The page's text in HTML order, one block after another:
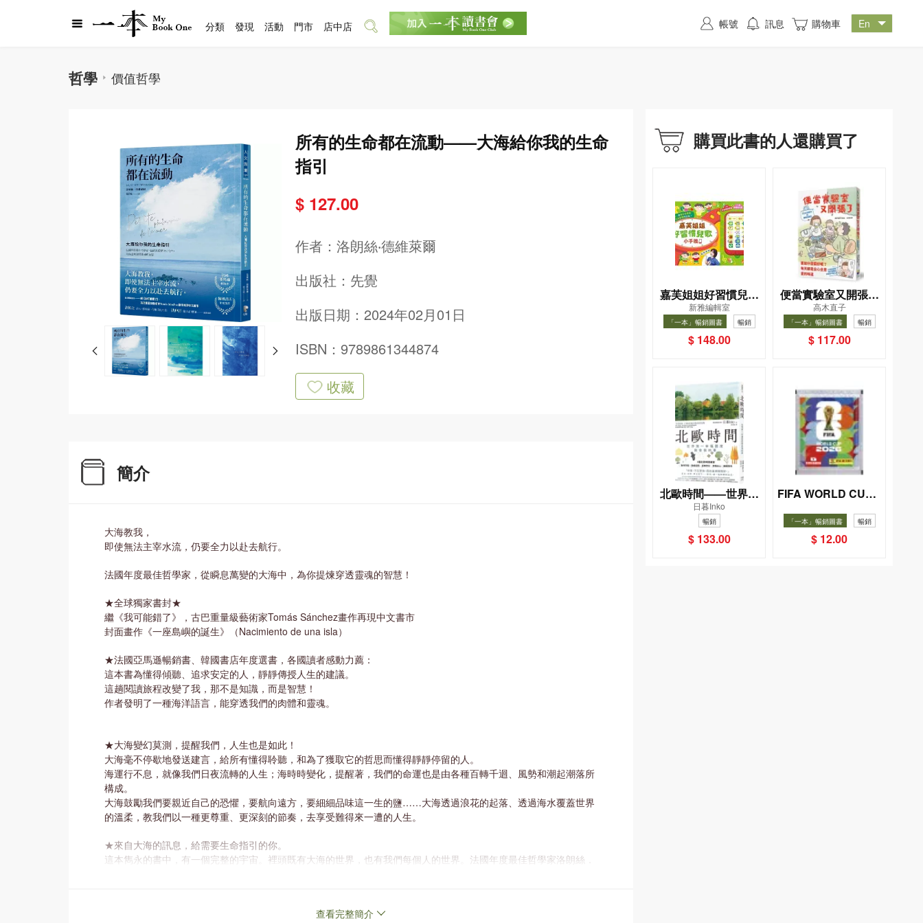
哲學 價值哲學
所有的生命都在流動——大海給你我的生命
指引
$ 127.00
作者： 洛朗絲‧德維萊爾
出版社： 先覺
出版日期：2024年02月01日
ISBN：9789861344874
收藏
簡介
大海教我，
即使無法主宰水流，仍要全力以赴去航行。
法國年度最佳哲學家，從瞬息萬變的大海中，為你提煉穿透靈魂的智慧！
★全球獨家書封★
繼《我可能錯了》，古巴重量級藝術家Tomás Sánchez畫作再現中文書市
封面畫作《一座島嶼的誕生》（Nacimiento de una isla）
★法國亞馬遜暢銷書、韓國書店年度選書，各國讀者感動力薦：
這本書為懂得傾聽、追求安定的人，靜靜傳授人生的建議。
這趟閱讀旅程改變了我，那不是知識，而是智慧！
作者發明了一種海洋語言，能穿透我們的肉體和靈魂。
★大海變幻莫測，提醒我們，人生也是如此！
大海毫不停歇地發送建言，給所有懂得聆聽，和為了獲取它的哲思而懂得靜靜停留的人。
海運行不息，就像我們日夜流轉的人生；海時時變化，提醒著，我們的命運也是由各種百轉千迴、風勢和潮起潮落所
構成。
大海鼓勵我們要親近自己的恐懼，要航向遠方，要細細品味這一生的鹽……大海透過浪花的起落、透過海水覆蓋世界
的溫柔，教我們以一種更尊重、更深刻的節奏，去享受難得來一遭的人生。
★來自大海的訊息，給需要生命指引的你。
這本雋永的書中，有一個完整的宇宙。裡頭既有大海的世界，也有我們每個人的世界。法國年度最佳哲學家洛朗絲．
查看完整簡介
購買此書的人還購買了
嘉芙姐姐好習慣兒歌
小手機
新雅編輯室
「一本」暢銷圖書 暢銷
$ 148.00
便當實驗室又開張了
——日日和特別日的
菜單挑戰記
高木直子
「一本」暢銷圖書 暢銷
$ 117.00
北歐時間——世界第
一幸福國度教會我的
事
日暮Inko
暢銷
$ 133.00
FIFA WORLD CUP 2
貼紙包）
「一本」暢銷圖書 暢銷
$ 12.00
分類 發現 活動 門市 店中店 帳號 訊息 購物車